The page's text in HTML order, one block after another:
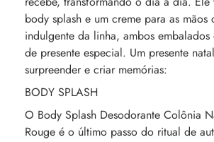
body splash e um creme para as
indulgente da linha, ambos embalados
de presente especial. Um presente
surpreender e criar memórias:
BODY SPLASH
O Body Splash Desodorante Colônia
Rouge é o último passo do ritual de